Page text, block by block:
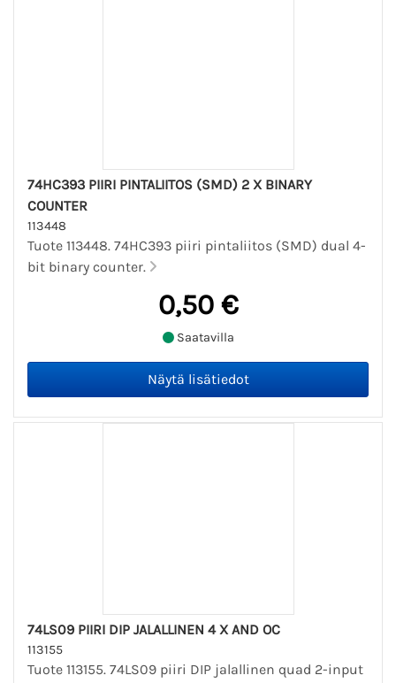
74HC393 PIIRI PINTALIITOS (SMD) 2 X BINARY
COUNTER
113448
Tuote 113448. 74HC393 piiri pintaliitos (SMD) dual 4-
bit binary counter.
0,50 €
Saatavilla
74LS09 PIIRI DIP JALALLINEN 4 X AND OC
113155
Tuote 113155. 74LS09 piiri DIP jalallinen quad 2-input